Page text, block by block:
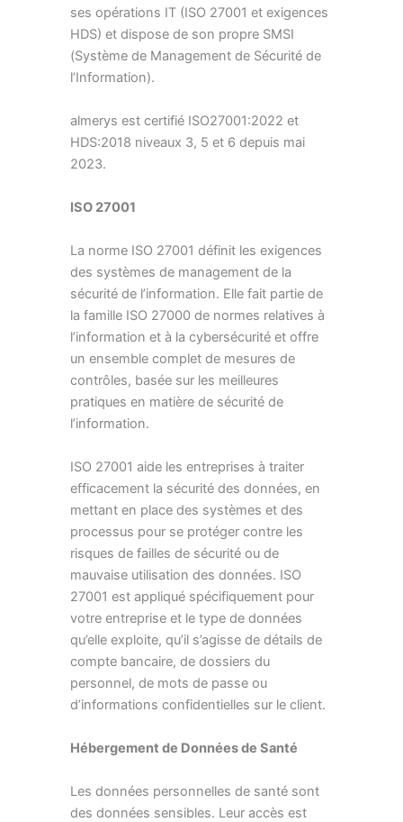
ses opérations IT (ISO 27001 et exigences
HDS) et dispose de son propre SMSI
(Système de Management de Sécurité de
l’Information).
almerys est certifié ISO27001:2022 et
HDS:2018 niveaux 3, 5 et 6 depuis mai
2023.
ISO 27001
La norme ISO 27001 définit les exigences
des systèmes de management de la
sécurité de l’information. Elle fait partie de
la famille ISO 27000 de normes relatives à
l’information et à la cybersécurité et offre
un ensemble complet de mesures de
contrôles, basée sur les meilleures
pratiques en matière de sécurité de
l’information.
ISO 27001 aide les entreprises à traiter
efficacement la sécurité des données, en
mettant en place des systèmes et des
processus pour se protéger contre les
risques de failles de sécurité ou de
mauvaise utilisation des données. ISO
27001 est appliqué spécifiquement pour
votre entreprise et le type de données
qu’elle exploite, qu’il s’agisse de détails de
compte bancaire, de dossiers du
personnel, de mots de passe ou
d’informations confidentielles sur le client.
Hébergement de Données de Santé
Les données personnelles de santé sont
des données sensibles. Leur accès est